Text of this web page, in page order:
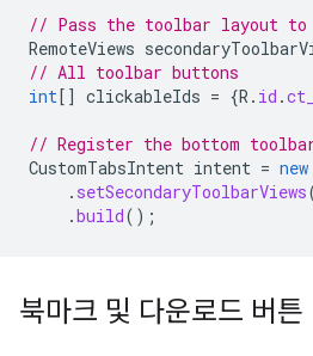
// Pass the toolbar layout to
RemoteViews
// All toolbar buttons
int[] clickableIds = {R . id .
// Register the bottom
CustomTabsIntent intent = new
. setSecondaryToolbarViews
.build();
북마크 및 다운로드 버튼